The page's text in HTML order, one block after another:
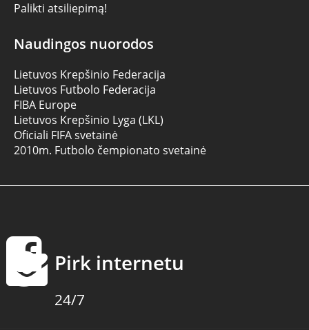
Palikti atsiliepimą!
Naudingos nuorodos
Lietuvos Krepšinio Federacija
Lietuvos Futbolo Federacija
FIBA Europe
Lietuvos Krepšinio Lyga (LKL)
Oficiali FIFA svetainė
2010m. Futbolo čempionato svetainė
Pirk internetu
24/7